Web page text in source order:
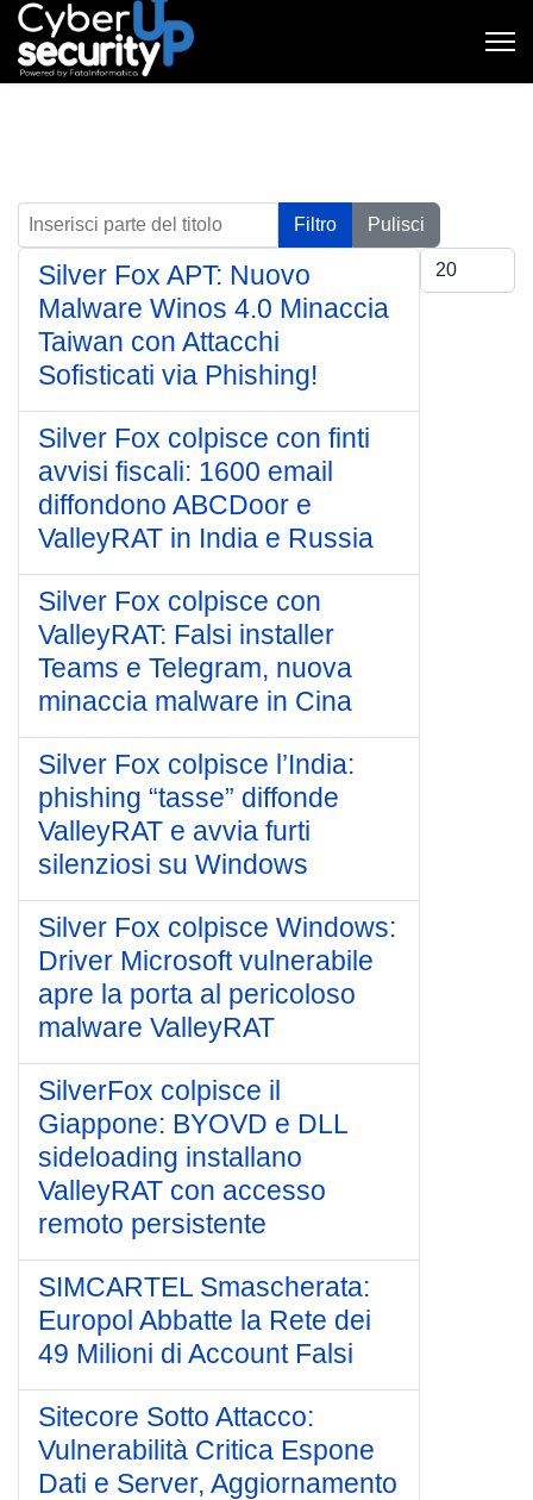
Inserisci parte del titolo Filtro
Pulisci
Visualizza #
Silver Fox APT: Nuovo
Malware Winos 4.0 Minaccia
Taiwan con Attacchi
Sofisticati via Phishing!
Silver Fox colpisce con finti
avvisi fiscali: 1600 email
diffondono ABCDoor e
ValleyRAT in India e Russia
Silver Fox colpisce con
ValleyRAT: Falsi installer
Teams e Telegram, nuova
minaccia malware in Cina
Silver Fox colpisce l’India:
phishing “tasse” diffonde
ValleyRAT e avvia furti
silenziosi su Windows
Silver Fox colpisce Windows:
Driver Microsoft vulnerabile
apre la porta al pericoloso
malware ValleyRAT
SilverFox colpisce il
Giappone: BYOVD e DLL
sideloading installano
ValleyRAT con accesso
remoto persistente
SIMCARTEL Smascherata:
Europol Abbatte la Rete dei
49 Milioni di Account Falsi
Sitecore Sotto Attacco:
Vulnerabilità Critica Espone
Dati e Server, Aggiornamento